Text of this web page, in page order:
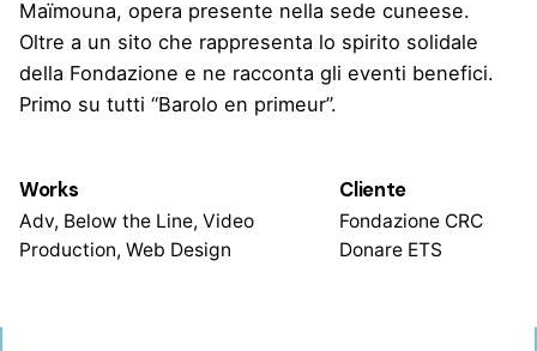
Maïmouna, opera presente nella sede cuneese.
Oltre a un sito che rappresenta lo spirito solidale
della Fondazione e ne racconta gli eventi benefici.
Primo su tutti “Barolo en primeur”.
Works
Adv, Below the Line, Video
Production, Web Design
Cliente
Fondazione CRC
Donare ETS